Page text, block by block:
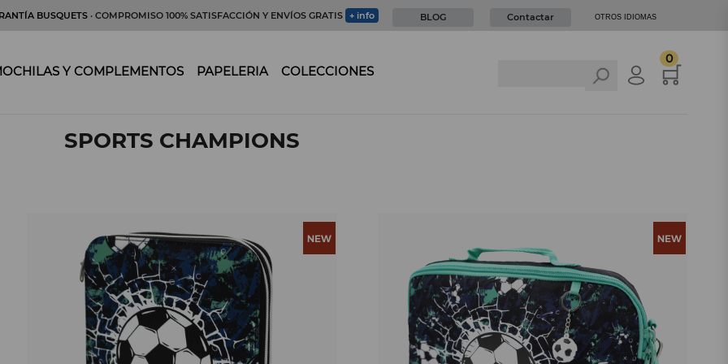
BUSQUETS · COMPROMISO 100% SATISFACCIÓN Y ENVÍOS GRATIS + info BLOG Contactar OTROS IDIOMAS
Y COMPLEMENTOS PAPELERIA COLECCIONES
0
SPORTS CHAMPIONS